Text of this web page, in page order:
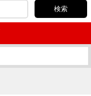
検索